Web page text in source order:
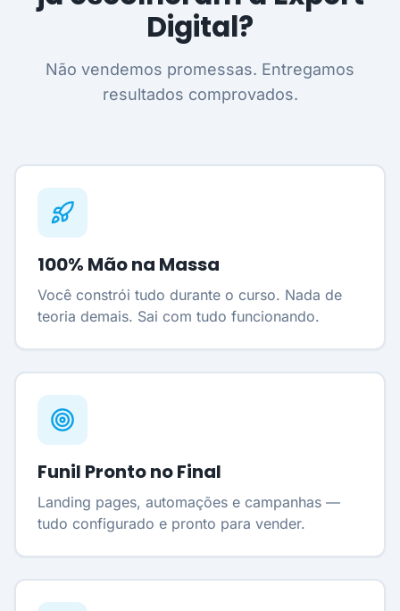
Digital?
Não vendemos promessas. Entregamos
resultados comprovados.
100% Mão na Massa
Você constrói tudo durante o curso. Nada de
teoria demais. Sai com tudo funcionando.
Funil Pronto no Final
Landing pages, automações e campanhas —
tudo configurado e pronto para vender.